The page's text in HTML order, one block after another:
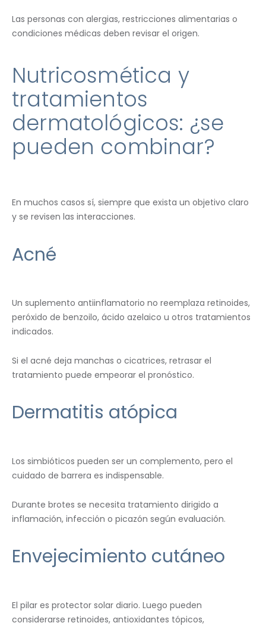
Las personas con alergias, restricciones alimentarias o
condiciones médicas deben revisar el origen.
Nutricosmética y
tratamientos
dermatológicos: ¿se
pueden combinar?
En muchos casos sí, siempre que exista un objetivo claro
y se revisen las interacciones.
Acné
Un suplemento antiinflamatorio no reemplaza retinoides,
peróxido de benzoilo, ácido azelaico u otros tratamientos
indicados.
Si el acné deja manchas o cicatrices, retrasar el
tratamiento puede empeorar el pronóstico.
Dermatitis atópica
Los simbióticos pueden ser un complemento, pero el
cuidado de barrera es indispensable.
Durante brotes se necesita tratamiento dirigido a
inflamación, infección o picazón según evaluación.
Envejecimiento cutáneo
El pilar es protector solar diario. Luego pueden
considerarse retinoides, antioxidantes tópicos,